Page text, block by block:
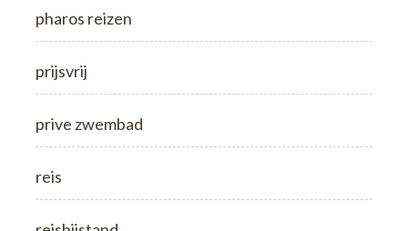
pharos reizen
prijsvrij
prive zwembad
reis